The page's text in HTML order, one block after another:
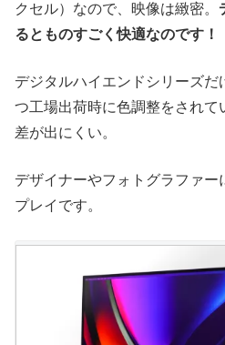
クセル）なので、映像は緻密。
るとものすごく快適なのです！
デジタルハイエンドシリーズ
つ工場出荷時に色調整をされて
差が出にくい。
デザイナーやフォトグラファー
プレイです。